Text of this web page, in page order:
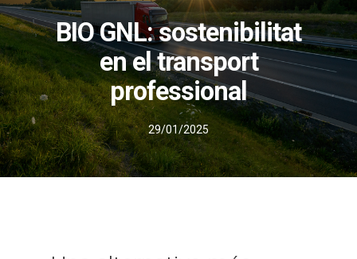
BIO GNL: sostenibilitat
en el transport
professional
29/01/2025